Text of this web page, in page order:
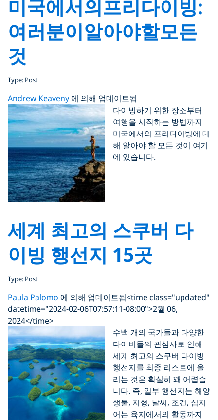
미국에서의프리다이빙:
여러분이알아야할모든
것
Type: Post
Andrew Keaveny 에 의해 업데이트됨
다이빙하기 위한 장소부터
여행을 시작하는 방법까지
미국에서의 프리다이빙에 대
해 알아야 할 모든 것이 여기
에 있습니다.
세계 최고의 스쿠버 다
이빙 행선지 15곳
Type: Post
Paula Palomo 에 의해 업데이트됨<time class="updated"
datetime="2024-02-06T07:57:11-08:00">2월 06,
2024</time>
수백 개의 국가들과 다양한
다이버들의 관심사로 인해
세계 최고의 스쿠버 다이빙
행선지를 최종 리스트에 올
리는 것은 확실히 꽤 어렵습
니다. 즉, 일부 행선지는 해양
생물, 지형, 날씨, 조건, 심지
어는 육지에서의 활동까지